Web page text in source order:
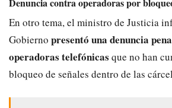
En otro tema, el ministro de Justicia
Gobierno presentó una denuncia
operadoras telefónicas que no han
bloqueo de señales dentro de las